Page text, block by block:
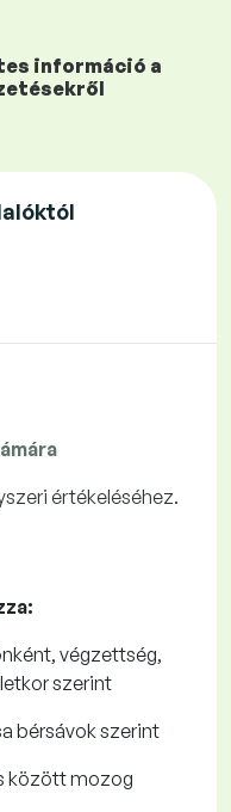
információ a
értékeléséhez.
végzettség,
szerint
​​bérsávok szerint
között mozog